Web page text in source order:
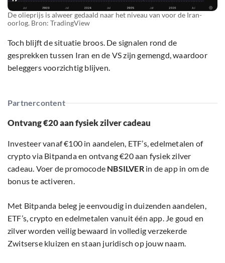
De olieprijs is alweer gedaald naar het niveau van voor de Iran-
oorlog. Bron: TradingView
Toch blijft de situatie broos. De signalen rond de
gesprekken tussen Iran en de VS zijn gemengd, waardoor
beleggers voorzichtig blijven.
Partnercontent
Ontvang €20 aan fysiek zilver cadeau
Investeer vanaf €100 in aandelen, ETF’s, edelmetalen of
crypto via Bitpanda en ontvang €20 aan fysiek zilver
cadeau. Voer de promocode NBSILVERin de app in om de
bonus te activeren.
Met Bitpanda beleg je eenvoudig in duizenden aandelen,
ETF’s, crypto en edelmetalen vanuit één app. Je goud en
zilver worden veilig bewaard in volledig verzekerde
Zwitserse kluizen en staan juridisch op jouw naam.